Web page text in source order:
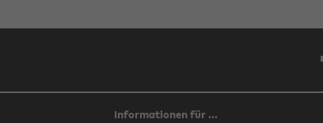
Informationen für ...